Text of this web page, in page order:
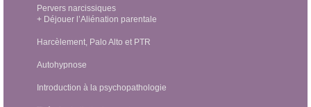
Pervers narcissiques
+ Déjouer l’Aliénation parentale
Harcèlement, Palo Alto et PTR
Autohypnose
Introduction à la psychopathologie